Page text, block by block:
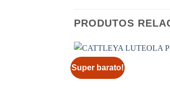
PRODUTOS
Super barato!